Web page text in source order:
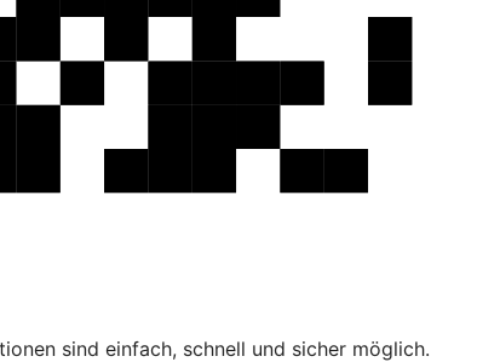
sind einfach, schnell und sicher möglich.